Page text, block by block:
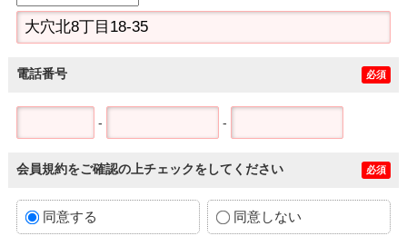
電話番号 必須
- -
会員規約をご確認の上チェックをしてください 必須
同意する 同意しない